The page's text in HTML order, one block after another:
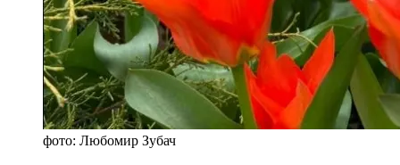
фото: Любомир Зубач